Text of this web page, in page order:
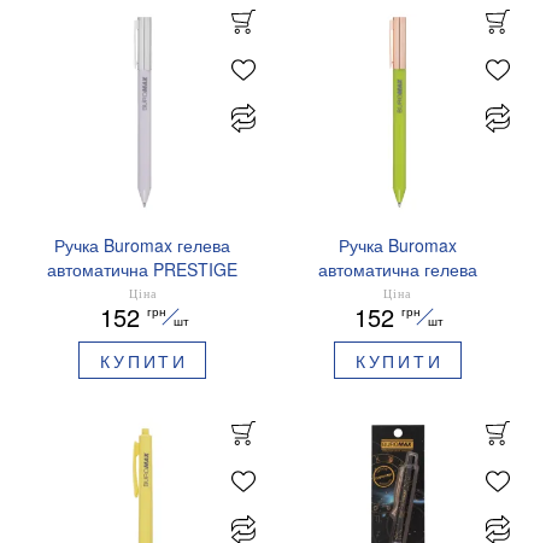
Ручка Buromax гелева
автоматична PRESTIGE
SILVER 0,5 мм сині
чорнила BM.83102
Ціна
152 грн
шт
КУПИТИ
Ручка Buromax
автоматична гелева
PRESTIGE GOLD 0,5 мм
сині чорнила BM.83101
Ціна
152 грн
шт
КУПИТИ